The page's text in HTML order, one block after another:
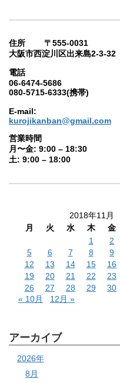
住所 〒555-0031
大阪市西淀川区出来島2-3-32
電話
06-6474-5686
080-5715-6333(携帯)
E-mail:
kurojikanban@gmail.com
営業時間
月〜金: 9:00 – 18:30
土: 9:00 – 18:00
2018年11月
月
火 水 木 金
1
2
5
6 7 8 9
12
13 14 15 16
19
20 21 22 23
26
27 28 29
30
« 10月
12月 »
アーカイブ
2026年
8月